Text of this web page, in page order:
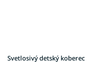
Svetlosivý detský koberec